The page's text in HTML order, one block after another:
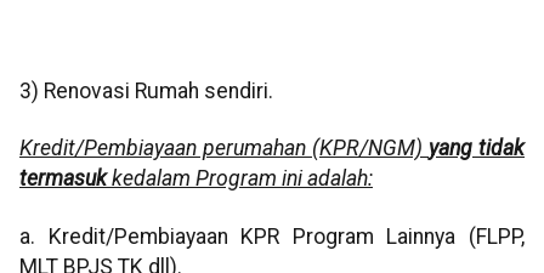
3) Renovasi Rumah sendiri.
Kredit/Pembiayaan perumahan (KPR/NGM) yang tidak
termasukkedalam Program ini adalah:
a. Kredit/Pembiayaan KPR Program Lainnya (FLPP,
MLT BPJS TK dll).